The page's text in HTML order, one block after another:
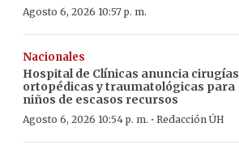
Agosto 6, 2026 10:57 p. m.
Nacionales
Hospital de Clínicas anuncia cirugías
ortopédicas y traumatológicas para
niños de escasos recursos
Agosto 6, 2026 10:54 p. m. · Redacción ÚH